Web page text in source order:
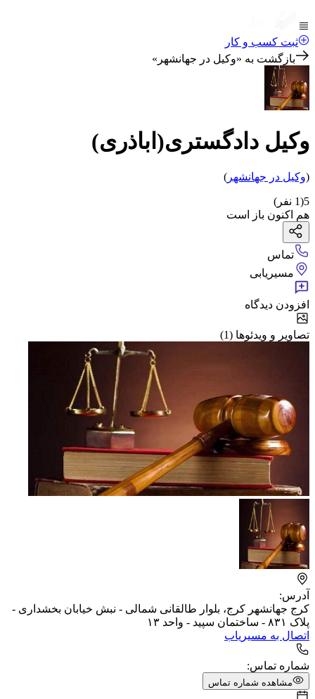
ثبت کسب و کار
بازگشت به «وکیل در جهانشهر »
وکیل دادگستری(اباذری)
(وکیل در جهانشهر )
5
(
1 نفر)
هم اکنون باز است
تماس
مسیریابی
افزودن دیدگاه
تصاویر و ویدئوها (1)
آدرس:
کرج جهانشهر کرج، بلوار طالقانی شمالی - نبش خیابان بخشداری -
پلاک ۸۳۱ - ساختمان سپید - واحد ۱۳
اتصال به مسیریاب
شماره تماس:
مشاهده شماره تماس